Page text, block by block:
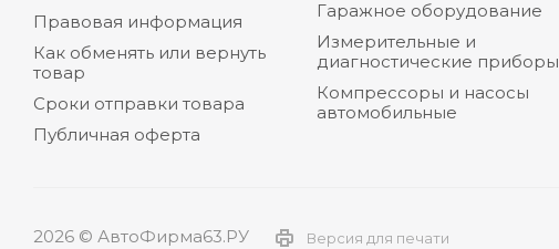
Правовая информация
Как обменять или вернуть
товар
Сроки отправки товара
Публичная оферта
Гаражное оборудование
Измерительные и
диагностические приборы
Компрессоры и насосы
автомобильные
2026 © АвтоФирма63.РУ Версия для печати